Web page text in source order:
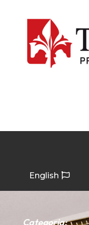
English
Categoria: